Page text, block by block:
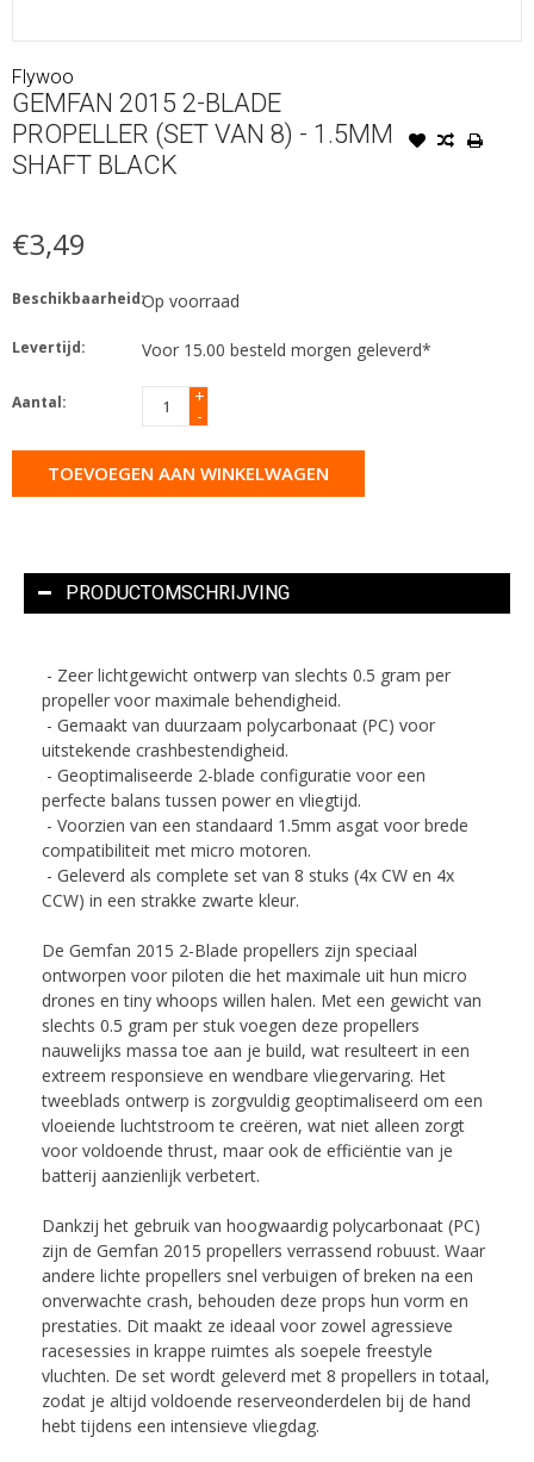
Flywoo
GEMFAN 2015 2-BLADE
PROPELLER (SET VAN 8) - 1.5MM
SHAFT BLACK
€3,49
Beschikbaarheid:Op voorraad
Levertijd: Voor 15.00 besteld morgen geleverd*
Aantal:
+
-
TOEVOEGEN AAN WINKELWAGEN
PRODUCTOMSCHRIJVING
- Zeer lichtgewicht ontwerp van slechts 0.5 gram per
propeller voor maximale behendigheid.
- Gemaakt van duurzaam polycarbonaat (PC) voor
uitstekende crashbestendigheid.
- Geoptimaliseerde 2-blade configuratie voor een
perfecte balans tussen power en vliegtijd.
- Voorzien van een standaard 1.5mm asgat voor brede
compatibiliteit met micro motoren.
- Geleverd als complete set van 8 stuks (4x CW en 4x
CCW) in een strakke zwarte kleur.
De Gemfan 2015 2-Blade propellers zijn speciaal
ontworpen voor piloten die het maximale uit hun micro
drones en tiny whoops willen halen. Met een gewicht van
slechts 0.5 gram per stuk voegen deze propellers
nauwelijks massa toe aan je build, wat resulteert in een
extreem responsieve en wendbare vliegervaring. Het
tweeblads ontwerp is zorgvuldig geoptimaliseerd om een
vloeiende luchtstroom te creëren, wat niet alleen zorgt
voor voldoende thrust, maar ook de efficiëntie van je
batterij aanzienlijk verbetert.
Dankzij het gebruik van hoogwaardig polycarbonaat (PC)
zijn de Gemfan 2015 propellers verrassend robuust. Waar
andere lichte propellers snel verbuigen of breken na een
onverwachte crash, behouden deze props hun vorm en
prestaties. Dit maakt ze ideaal voor zowel agressieve
racesessies in krappe ruimtes als soepele freestyle
vluchten. De set wordt geleverd met 8 propellers in totaal,
zodat je altijd voldoende reserveonderdelen bij de hand
hebt tijdens een intensieve vliegdag.